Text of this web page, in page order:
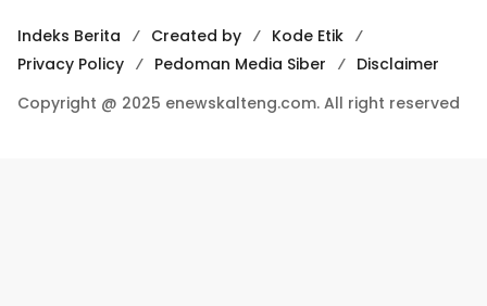
Indeks Berita Created by
Kode Etik
Privacy Policy
Pedoman Media Siber
Disclaimer
Copyright @ 2025 enewskalteng.com. All right reserved